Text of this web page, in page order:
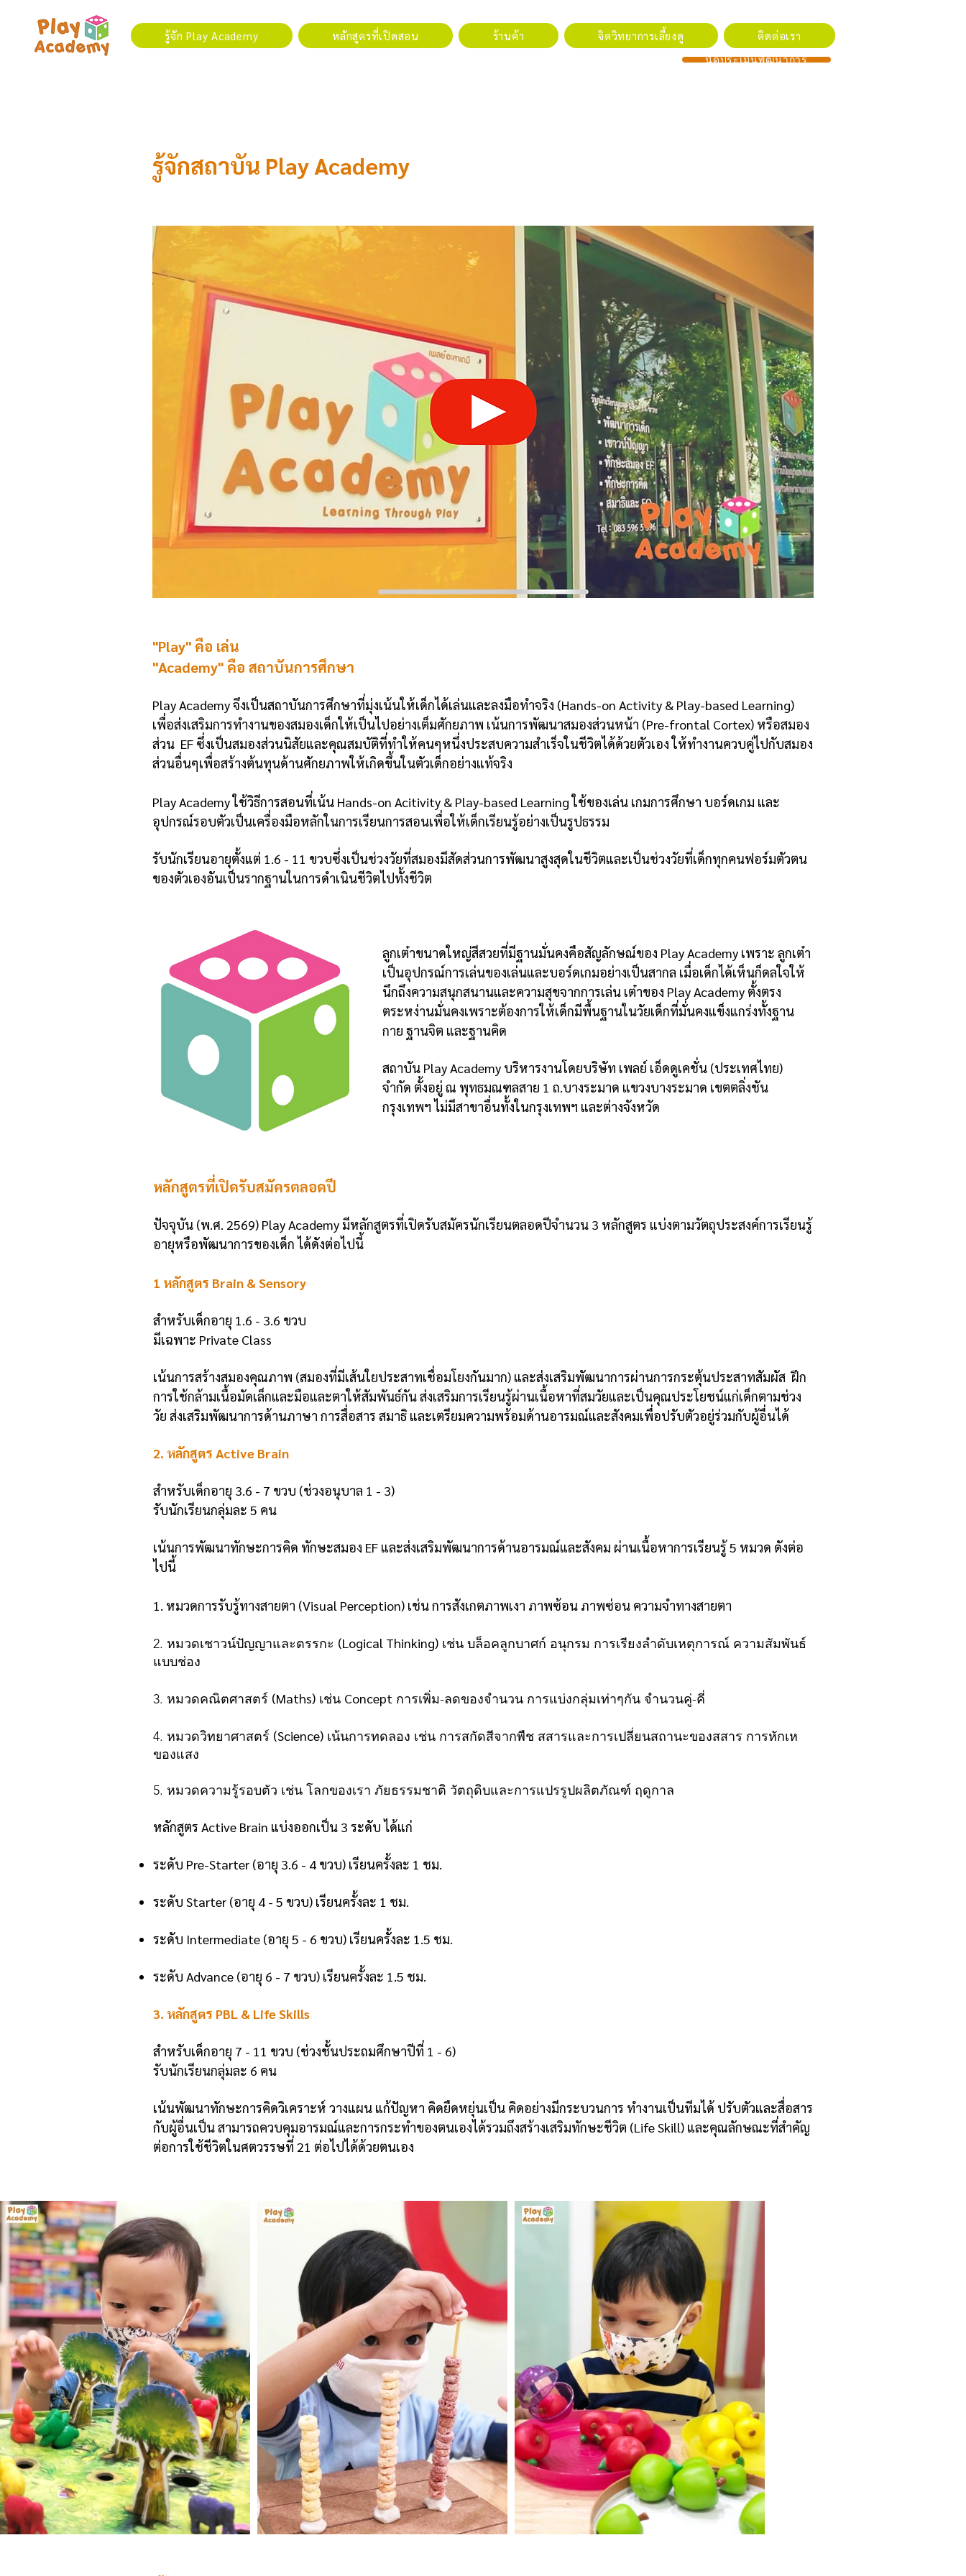
รู้จัก Play Academy หลักสูตรที่เปิดสอน ร้านค้า จิตวิทยาการเลี้ยงดู ติดต่อเรา
นัดประเมินพัฒนาการ
รู้จักสถาบัน Play Academy
"Play" คือ เล่น
"Academy" คือ สถาบันการศึกษา
Play Academy จึงเป็นสถาบันการศึกษาที่มุ่งเน้นให้เด็กได้เล่นและลงมือทำจริง (Hands-on Activity & Play-based Learning)
เพื่อส่งเสริมการทำงานของสมองเด็กให้เป็นไปอย่างเต็มศักยภาพ เน้นการพัฒนาสมองส่วนหน้า (Pre-frontal Cortex) หรือสมอง
ส่วน EF ซึ่งเป็นสมองส่วนนิสัยและคุณสมบัติที่ทำให้คนๆหนึ่งประสบความสำเร็จในชีวิตได้ด้วยตัวเอง ให้ทำงานควบคู่ไปกับสมอง
ส่วนอื่นๆเพื่อสร้างต้นทุนด้านศักยภาพให้เกิดขึ้นในตัวเด็กอย่างแท้จริง
Play Academy ใช้วิธีการสอนที่เน้น Hands-on Acitivity & Play-based Learning ใช้ของเล่น เกมการศึกษา บอร์ดเกม และ
อุปกรณ์รอบตัวเป็นเครื่องมือหลักในการเรียนการสอนเพื่อให้เด็กเรียนรู้อย่างเป็นรูปธรรม
รับนักเรียนอายุตั้งแต่ 1.6 - 11 ขวบซึ่งเป็นช่วงวัยที่สมองมีสัดส่วนการพัฒนาสูงสุดในชีวิตและเป็นช่วงวัยที่เด็กทุกคนฟอร์มตัวตน
ของตัวเองอันเป็นรากฐานในการดำเนินชีวิตไปทั้งชีวิต
ลูกเต๋าขนาดใหญ่สีสวยที่มีฐานมั่นคงคือสัญลักษณ์ของ Play Academy เพราะ ลูกเต๋า
เป็นอุปกรณ์การเล่นของเล่นและบอร์ดเกมอย่างเป็นสากล เมื่อเด็กได้เห็นก็ดลใจให้
นึกถึงความสนุกสนานและความสุขจากการเล่น เต๋าของ Play Academy ตั้งตรง
ตระหง่านมั่นคงเพราะต้องการให้เด็กมีพื้นฐานในวัยเด็กที่มั่นคงแข็งแกร่งทั้งฐาน
กาย ฐานจิต และฐานคิด
สถาบัน Play Academy บริหารงานโดยบริษัท เพลย์ เอ็ดดูเคชั่น (ประเทศไทย)
จำกัด ตั้งอยู่ ณ พุทธมณฑลสาย 1 ถ.บางระมาด แขวงบางระมาด เขตตลิ่งชัน
กรุงเทพฯ ไม่มีสาขาอื่นทั้งในกรุงเทพฯ และต่างจังหวัด
หลักสูตรที่เปิดรับสมัครตลอดปี
ปัจจุบัน (พ.ศ. 2569) Play Academy มีหลักสูตรที่เปิดรับสมัครนักเรียนตลอดปีจำนวน 3 หลักสูตร แบ่งตามวัตถุประสงค์การเรียนรู้
อายุหรือพัฒนาการของเด็ก ได้ดังต่อไปนี้
1 หลักสูตร Brain & Sensory
สำหรับเด็กอายุ 1.6 - 3.6 ขวบ
มีเฉพาะ Private Class
เน้นการสร้างสมองคุณภาพ (สมองที่มีเส้นใยประสาทเชื่อมโยงกันมาก) และส่งเสริมพัฒนาการผ่านการกระตุ้นประสาทสัมผัส ฝึก
การใช้กล้ามเนื้อมัดเล็กและมือและตาให้สัมพันธ์กัน ส่งเสริมการเรียนรู้ผ่านเนื้อหาที่สมวัยและเป็นคุณประโยชน์แก่เด็กตามช่วง
วัย ส่งเสริมพัฒนาการด้านภาษา การสื่อสาร สมาธิ และเตรียมความพร้อมด้านอารมณ์และสังคมเพื่อปรับตัวอยู่ร่วมกับผู้อื่นได้
2. หลักสูตร Active Brain
สำหรับเด็กอายุ 3.6 - 7 ขวบ (ช่วงอนุบาล 1 - 3)
รับนักเรียนกลุ่มละ 5 คน
เน้นการพัฒนาทักษะการคิด ทักษะสมอง EF และส่งเสริมพัฒนาการด้านอารมณ์และสังคม ผ่านเนื้อหาการเรียนรู้ 5 หมวด ดังต่อ
ไปนี้
1. หมวดการรับรู้ทางสายตา (Visual Perception) เช่น การสังเกตภาพเงา ภาพซ้อน ภาพซ่อน ความจำทางสายตา
2. หมวดเชาวน์ปัญญาและตรรกะ (Logical Thinking) เช่น บล็อคลูกบาศก์ อนุกรม การเรียงลำดับเหตุการณ์ ความสัมพันธ์
แบบช่อง
3. หมวดคณิตศาสตร์ (Maths) เช่น Concept การเพิ่ม-ลดของจำนวน การแบ่งกลุ่มเท่าๆกัน จำนวนคู่-คี่
4. หมวดวิทยาศาสตร์ (Science) เน้นการทดลอง เช่น การสกัดสีจากพืช สสารและการเปลี่ยนสถานะของสสาร การหักเห
ของแสง
5. หมวดความรู้รอบตัว เช่น โลกของเรา ภัยธรรมชาติ วัตถุดิบและการแปรรูปผลิตภัณฑ์ ฤดูกาล
หลักสูตร Active Brain แบ่งออกเป็น 3 ระดับ ได้แก่
ระดับ Pre-Starter (อายุ 3.6 - 4 ขวบ) เรียนครั้งละ 1 ชม.
ระดับ Starter (อายุ 4 - 5 ขวบ) เรียนครั้งละ 1 ชม.
ระดับ Intermediate (อายุ 5 - 6 ขวบ) เรียนครั้งละ 1.5 ชม.
ระดับ Advance (อายุ 6 - 7 ขวบ) เรียนครั้งละ 1.5 ชม.
3. หลักสูตร PBL & Life Skills
สำหรับเด็กอายุ 7 - 11 ขวบ (ช่วงชั้นประถมศึกษาปีที่ 1 - 6)
รับนักเรียนกลุ่มละ 6 คน
เน้นพัฒนาทักษะการคิดวิเคราะห์ วางแผน แก้ปัญหา คิดยืดหยุ่นเป็น คิดอย่างมีกระบวนการ ทำงานเป็นทีมได้ ปรับตัวและสื่อสาร
กับผู้อื่นเป็น สามารถควบคุมอารมณ์และการกระทำของตนเองได้รวมถึงสร้างเสริมทักษะชีวิต (Life Skill) และคุณลักษณะที่สำคัญ
ต่อการใช้ชีวิตในศตวรรษที่ 21 ต่อไปได้ด้วยตนเอง